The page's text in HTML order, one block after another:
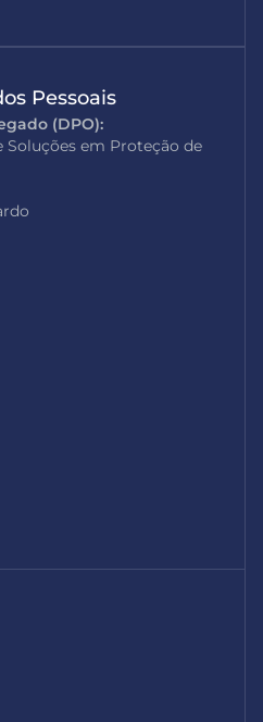
Pessoais
(DPO):
Soluções em Proteção de